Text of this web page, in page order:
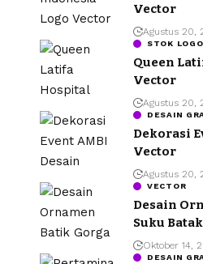
Vector
Agustus 20,
STOK LOGO
Queen
Vector
Agustus 20,
DESAIN
Dekorasi
Vector
Agustus 20,
VECTOR
Desain
Suku
Oktober 14,
DESAIN